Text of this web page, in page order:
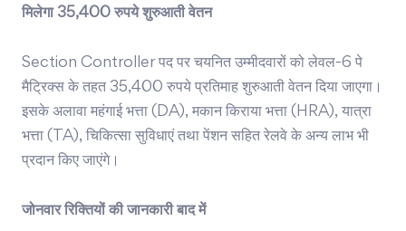
मिलेगा 35,400 रुपये शुरुआती वेतन
Section Controller पद पर चयनित उम्मीदवारों को लेवल-6 पे
मैट्रिक्स के तहत 35,400 रुपये प्रतिमाह शुरुआती वेतन दिया जाएगा।
इसके अलावा महंगाई भत्ता (DA), मकान किराया भत्ता (HRA), यात्रा
भत्ता (TA), चिकित्सा सुविधाएं तथा पेंशन सहित रेलवे के अन्य लाभ भी
प्रदान किए जाएंगे।
जोनवार रिक्तियों की जानकारी बाद में